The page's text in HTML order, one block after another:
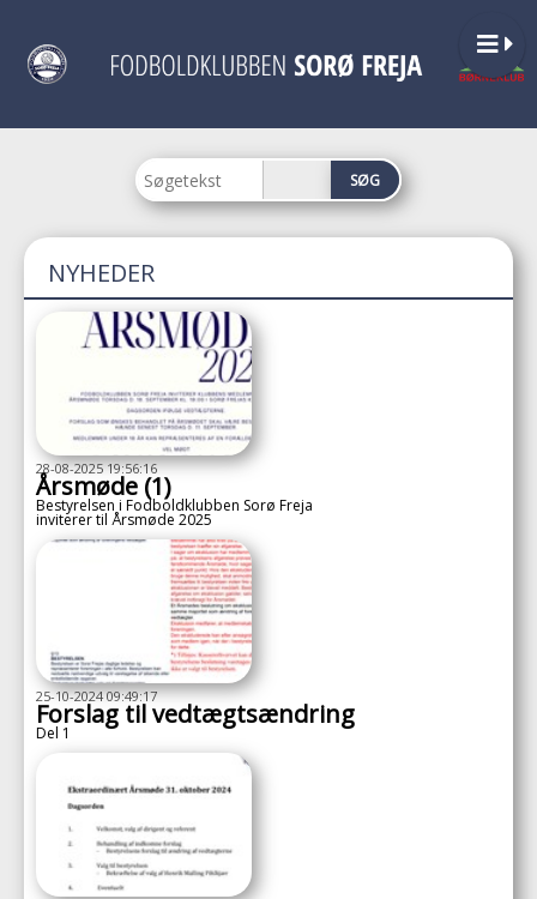
NYHEDER
28-08-2025 19:56:16
Årsmøde (1)
Bestyrelsen i Fodboldklubben Sorø Freja
inviterer til Årsmøde 2025
25-10-2024 09:49:17
Forslag til vedtægtsændring
Del 1